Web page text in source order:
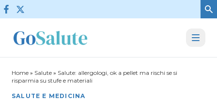
Vai al contenuto
Home » Salute » Salute: allergologi, ok a pellet ma rischi se si
risparmia su stufe e materiali
SALUTE E MEDICINA